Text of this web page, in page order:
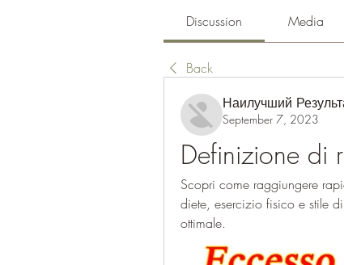
Discussion Media
Back
Наилучший
September 7, 2023
Definizione di
Scopri come raggiungere
diete, esercizio fisico e stile
ottimale.